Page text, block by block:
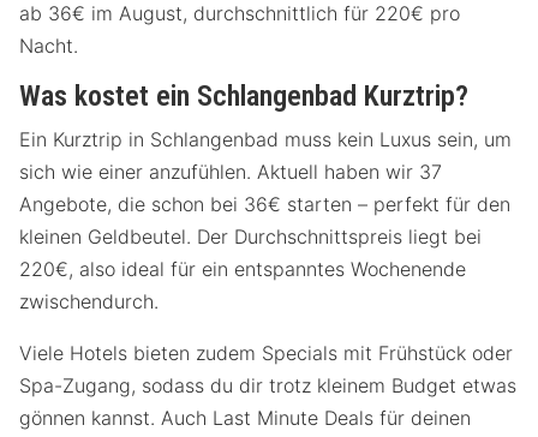
ab 36€ im August, durchschnittlich für 220€ pro
Nacht.
Was kostet ein Schlangenbad Kurztrip?
Ein Kurztrip in Schlangenbad muss kein Luxus sein, um
sich wie einer anzufühlen. Aktuell haben wir 37
Angebote, die schon bei 36€ starten – perfekt für den
kleinen Geldbeutel. Der Durchschnittspreis liegt bei
220€, also ideal für ein entspanntes Wochenende
zwischendurch.
Viele Hotels bieten zudem Specials mit Frühstück oder
Spa-Zugang, sodass du dir trotz kleinem Budget etwas
gönnen kannst. Auch Last Minute Deals für deinen